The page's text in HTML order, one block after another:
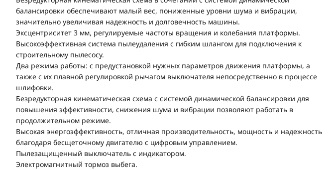
балансировки обеспечивают малый вес, пониженные уровни шума и вибрации,
значительно увеличивая надежность и долговечность машины.
Эксцентриситет 3 мм, регулируемые частоты вращения и колебания платформы.
Высокоэффективная система пылеудаления с гибким шлангом для подключения к
строительному пылесосу.
Два режима работы: с предустановкой нужных параметров движения платформы, а
также с их плавной регулировкой рычагом выключателя непосредственно в процессе
шлифовки.
Безредукторная кинематическая схема с системой динамической балансировки для
повышения эффективности, снижения шума и вибрации позволяют работать в
продолжительном режиме.
Высокая энергоэффективность, отличная производительность, мощность и надежность
благодаря бесщеточному двигателю с цифровым управлением.
Пылезащищенный выключатель с индикатором.
Электромагнитный тормоз выбега.